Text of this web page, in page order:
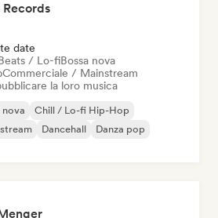
date
/ Lo-fiBossa nova
Commerciale / Mainstream
la loro musica
nova
Chill / Lo-fi Hip-Hop
Dancehall
Danza pop